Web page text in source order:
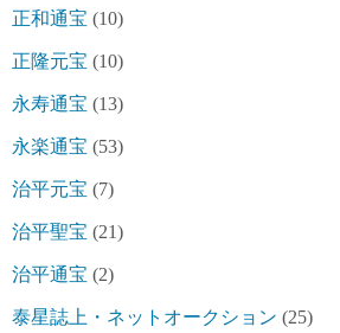
正和通宝 (10)
正隆元宝 (10)
永寿通宝 (13)
永楽通宝 (53)
治平元宝 (7)
治平聖宝 (21)
治平通宝 (2)
泰星誌上・ネットオークション (25)